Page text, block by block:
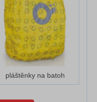
pláštěnky na batoh